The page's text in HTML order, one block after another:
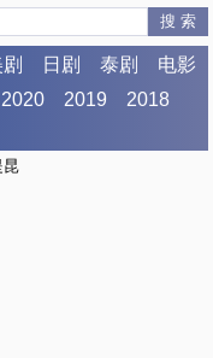
搜 索
日剧 泰剧
电影
2020 2019
2018
昆